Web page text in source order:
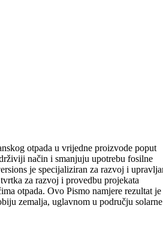
otpada u vrijedne proizvode poput
način i smanjuju upotrebu fosilne
je specijaliziran za razvoj i
za razvoj i provedbu projekata
otpada. Ovo Pismo namjere rezultat je
zemalja, uglavnom u području